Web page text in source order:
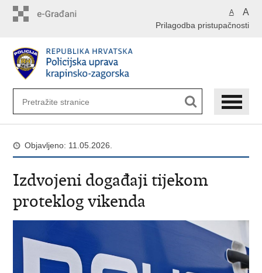
A A
Prilagodba pristupačnosti
Objavljeno: 11.05.2026.
Izdvojeni događaji tijekom
proteklog vikenda